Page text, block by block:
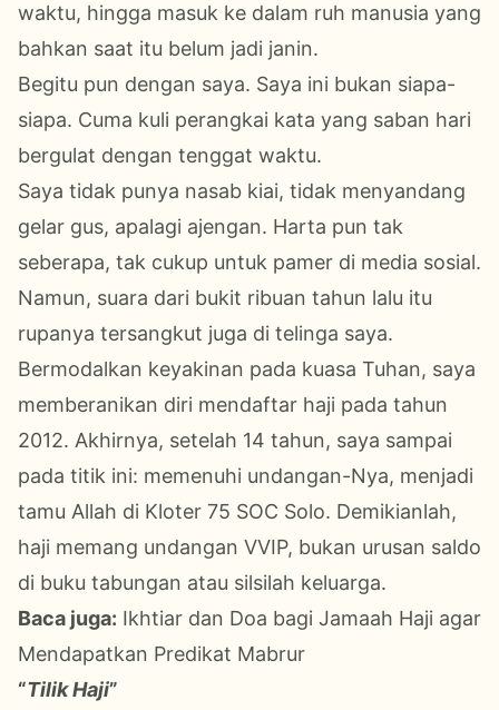
waktu, hingga masuk ke dalam ruh manusia yang
bahkan saat itu belum jadi janin.
Begitu pun dengan saya. Saya ini bukan siapa-
siapa. Cuma kuli perangkai kata yang saban hari
bergulat dengan tenggat waktu.
Saya tidak punya nasab kiai, tidak menyandang
gelar gus, apalagi ajengan. Harta pun tak
seberapa, tak cukup untuk pamer di media sosial.
Namun, suara dari bukit ribuan tahun lalu itu
rupanya tersangkut juga di telinga saya.
Bermodalkan keyakinan pada kuasa Tuhan, saya
memberanikan diri mendaftar haji pada tahun
2012. Akhirnya, setelah 14 tahun, saya sampai
pada titik ini: memenuhi undangan-Nya, menjadi
tamu Allah di Kloter 75 SOC Solo. Demikianlah,
haji memang undangan VVIP, bukan urusan saldo
di buku tabungan atau silsilah keluarga.
Baca juga: Ikhtiar dan Doa bagi Jamaah Haji agar
Mendapatkan Predikat Mabrur
“Tilik Haji”